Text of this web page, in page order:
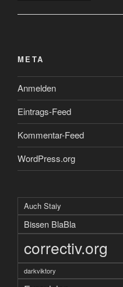
META
Anmelden
Eintrags-Feed
Kommentar-Feed
WordPress.org
Auch Staiy
Bissen BlaBla
correctiv.org
darkviktory